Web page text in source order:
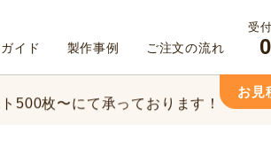
お見
イド 製作事例 ご注文の流れ
受
まずはお気軽にご相談ください！
500枚〜にて承っております！